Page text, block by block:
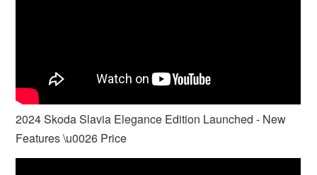
2024 Skoda Slavia Elegance Edition Launched - New
Features \u0026 Price